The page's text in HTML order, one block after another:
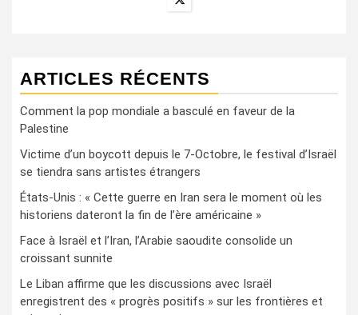
ARTICLES RÉCENTS
Comment la pop mondiale a basculé en faveur de la
Palestine
Victime d’un boycott depuis le 7-Octobre, le festival d’Israël
se tiendra sans artistes étrangers
États-Unis : « Cette guerre en Iran sera le moment où les
historiens dateront la fin de l’ère américaine »
Face à Israël et l’Iran, l’Arabie saoudite consolide un
croissant sunnite
Le Liban affirme que les discussions avec Israël
enregistrent des « progrès positifs » sur les frontières et